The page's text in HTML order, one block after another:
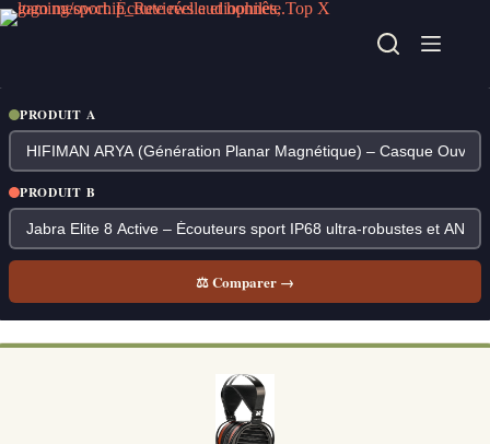
Passer
au
PRODUIT A
PRODUIT B
⚖ Comparer →